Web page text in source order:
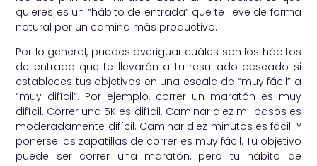
quieres es un “hábito de entrada” que te lleve de forma
natural por un camino más productivo.
Por lo general, puedes averiguar cuáles son los hábitos
de entrada que te llevarán a tu resultado deseado si
estableces tus objetivos en una escala de “muy fácil” a
“muy difícil”. Por ejemplo, correr un maratón es muy
difícil. Correr una 5K es difícil. Caminar diez mil pasos es
moderadamente difícil. Caminar diez minutos es fácil. Y
ponerse las zapatillas de correr es muy fácil. Tu objetivo
puede ser correr una maratón, pero tu hábito de